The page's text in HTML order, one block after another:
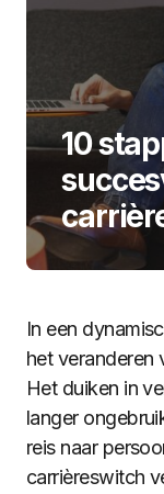
10
In een
het veranderen
Het duiken in
langer
reis naar
carrièreswitch